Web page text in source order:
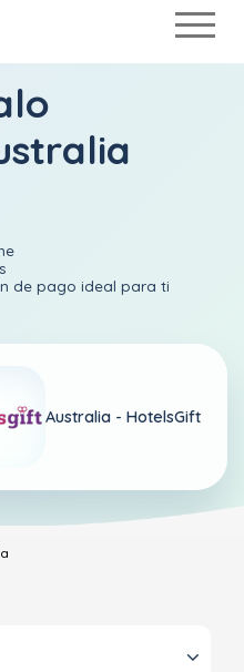
de pago ideal para ti
Australia - HotelsGift